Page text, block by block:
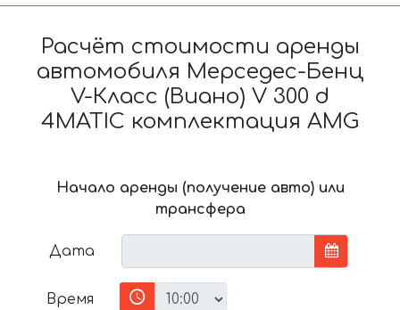
Расчёт стоимости аренды
автомобиля Мерседес-Бенц
V-Класс (Виано) V 300 d
4MATIC комплектация AMG
Начало аренды (получение авто) или
трансфера
Дата
Время